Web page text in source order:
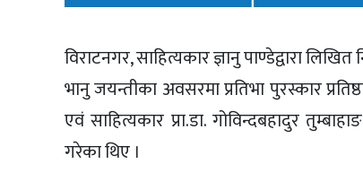
विराटनगर, साहित्यकार ज्ञानु पाण्डेद्वारा
भानु जयन्तीका अवसरमा प्रतिभा पुरस्कार
एवं साहित्यकार प्रा.डा. गोविन्दबहादुर
गरेका थिए ।